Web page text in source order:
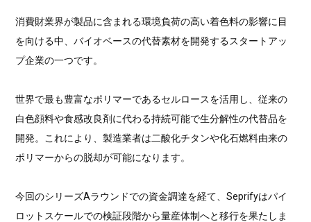
消費財業界が製品に含まれる環境負荷の高い着色料の影響に目
を向ける中、バイオベースの代替素材を開発するスタートアッ
プ企業の一つです。
世界で最も豊富なポリマーであるセルロースを活用し、従来の
白色顔料や食感改良剤に代わる持続可能で生分解性の代替品を
開発。これにより、製造業者は二酸化チタンや化石燃料由来の
ポリマーからの脱却が可能になります。
今回のシリーズAラウンドでの資金調達を経て、Seprifyはパイ
ロットスケールでの検証段階から量産体制へと移行を果たしま